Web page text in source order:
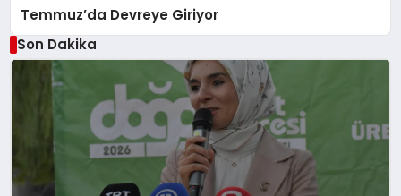
Temmuz’da Devreye Giriyor
Son Dakika